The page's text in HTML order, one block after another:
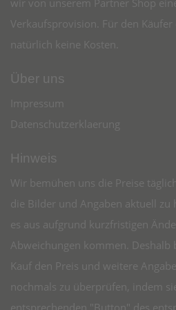
wir von unserem Partner Shop
Verkaufsprovision. Für den Käufer
natürlich keine Kosten.
Über uns
Impressum
Datenschutzerklaerung
Hinweis
Wir bemühen uns die Preise
die Bilder und Angaben aktuell zu
es aus aufgrund kurzfristigen
Abweichungen kommen. Deshalb
Kauf den Preis und weitere
nochmals zu überprüfen, indem
entsprechenden "Button" des